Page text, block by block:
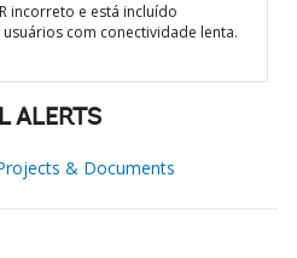
incorreto e está incluído
com conectividade lenta.
ALERTS
& Documents